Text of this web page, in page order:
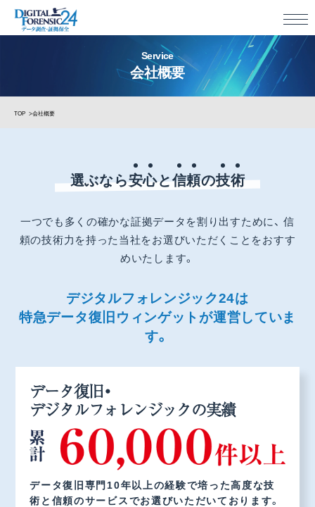
Service
会社概要
TOP 会社概要
選ぶなら安心と信頼の技術
一つでも多くの確かな証拠データを割り出すために、 信
頼の技術力を持った当社をお選びいただくことをおすす
めいたします。
デジタルフォレンジック24は
特急データ復旧ウィンゲットが運営していま
す。
データ復旧・
デジタルフォレンジックの実績
データ復旧専門10年以上の経験で培った高度な技
術と信頼のサービスでお選びいただいております。